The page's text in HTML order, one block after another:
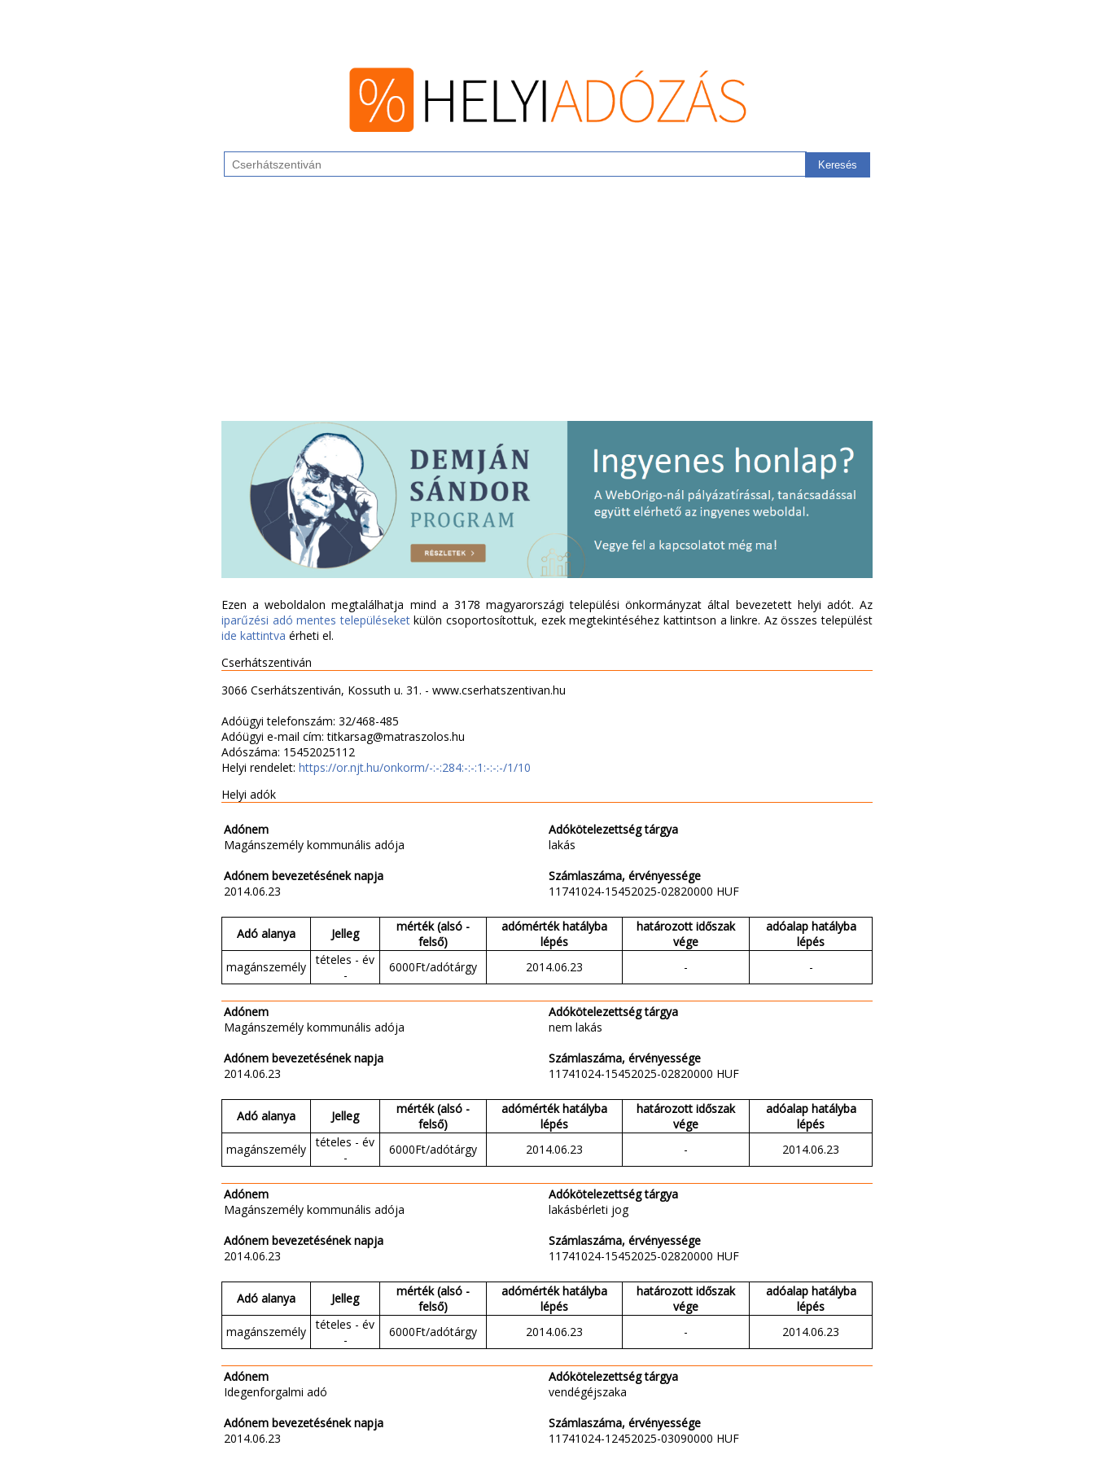
Ezen a weboldalon megtalálhatja mind a 3178 magyarországi települési önkormányzat által bevezetett helyi adót. Az
iparűzési adó mentes településeketkülön csoportosítottuk, ezek megtekintéséhez kattintson a linkre. Az összes települést
ide kattintva érheti el.
Cserhátszentiván
3066 Cserhátszentiván, Kossuth u. 31. - www.cserhatszentivan.hu
Adóügyi telefonszám: 32/468-485
Adóügyi e-mail cím: titkarsag@matraszolos.hu
Adószáma: 15452025112
Helyi rendelet: https://or.njt.hu/onkorm/-:-:284:-:-:1:-:-:-/1/10
Helyi adók
Adónem
Magánszemély kommunális adója
Adónem bevezetésének napja
2014.06.23
Adókötelezettség tárgya
lakás
Számlaszáma, érvényessége
11741024-15452025-02820000 HUF
Adó alanya Jelleg
mérték (alsó -
felső)
adómérték hatályba
lépés
határozott időszak
vége
adóalap hatályba
lépés
magánszemély
tételes - év
-
6000Ft/adótárgy 2014.06.23 - -
Adónem
Magánszemély kommunális adója
Adónem bevezetésének napja
2014.06.23
Adókötelezettség tárgya
nem lakás
Számlaszáma, érvényessége
11741024-15452025-02820000 HUF
Adó alanya Jelleg
mérték (alsó -
felső)
adómérték hatályba
lépés
határozott időszak
vége
adóalap hatályba
lépés
magánszemély
tételes - év
-
6000Ft/adótárgy 2014.06.23 - 2014.06.23
Adónem
Magánszemély kommunális adója
Adónem bevezetésének napja
2014.06.23
Adókötelezettség tárgya
lakásbérleti jog
Számlaszáma, érvényessége
11741024-15452025-02820000 HUF
Adó alanya Jelleg
mérték (alsó -
felső)
adómérték hatályba
lépés
határozott időszak
vége
adóalap hatályba
lépés
magánszemély
tételes - év
-
6000Ft/adótárgy 2014.06.23 - 2014.06.23
Adónem
Idegenforgalmi adó
Adónem bevezetésének napja
2014.06.23
Adókötelezettség tárgya
vendégéjszaka
Számlaszáma, érvényessége
11741024-12452025-03090000 HUF